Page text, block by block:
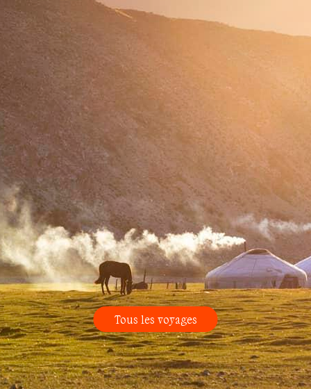
Tous les voyages